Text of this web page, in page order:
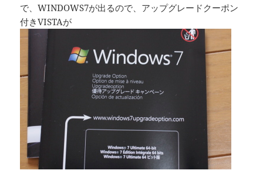
で、WINDOWS7が出るので、アップグレードクーポン
付きVISTAが